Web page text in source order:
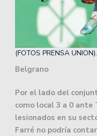
(FOTOS PRENSA UNION).
Belgrano
Por el lado del
como local 3 a 0
lesionados en su
Farré no podría